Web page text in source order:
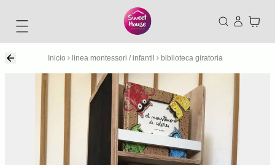
Inicio linea montessori / infantil biblioteca giratoria